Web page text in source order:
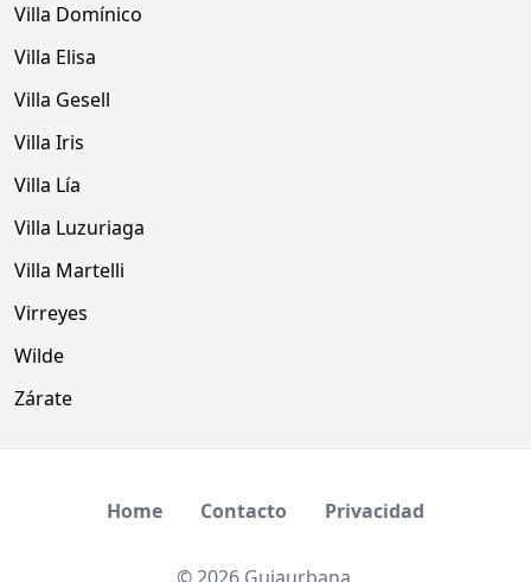
Villa Domínico
Villa Elisa
Villa Gesell
Villa Iris
Villa Lía
Villa Luzuriaga
Villa Martelli
Virreyes
Wilde
Zárate
Home Contacto Privacidad